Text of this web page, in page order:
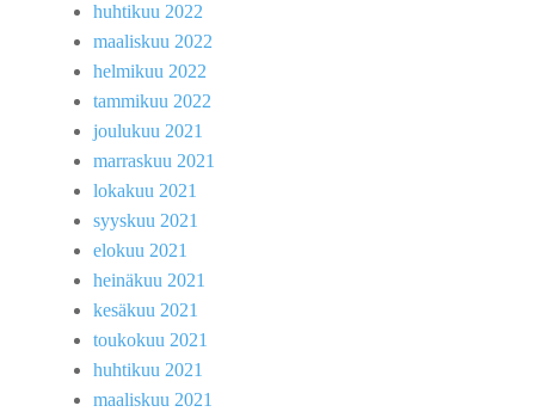
huhtikuu 2022
maaliskuu 2022
helmikuu 2022
tammikuu 2022
joulukuu 2021
marraskuu 2021
lokakuu 2021
syyskuu 2021
elokuu 2021
heinäkuu 2021
kesäkuu 2021
toukokuu 2021
huhtikuu 2021
maaliskuu 2021